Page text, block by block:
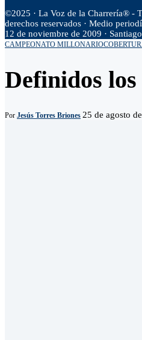
©2025 · La Voz de la Charrería® -
derechos reservados · Medio
12 de noviembre de 2009 ·
CAMPEONATO MILLONARIO
Definidos
Por Jesús Torres Briones 25 de agosto